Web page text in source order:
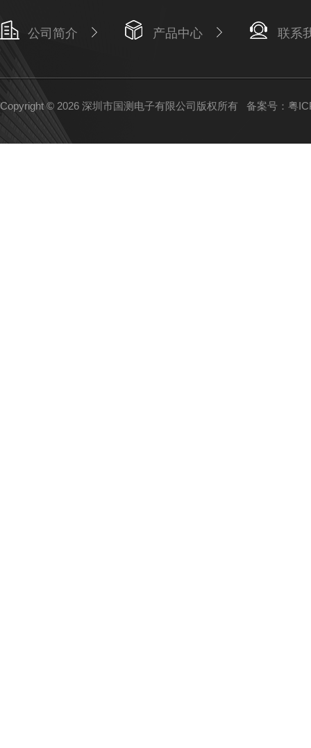
公司简介 产品中心 联系
Copyright © 2026 深圳市国测电子有限公司版权所有 备案号：粤